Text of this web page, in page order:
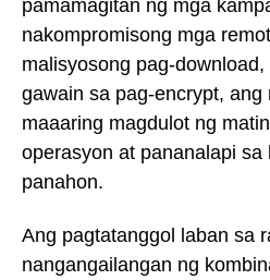
pamamagitan ng mga
nakompromisong mga
malisyosong pag-
gawain sa pag-encrypt, ang
maaaring magdulot ng
operasyon at pananalapi sa
panahon.
Ang pagtatanggol laban sa
nangangailangan ng